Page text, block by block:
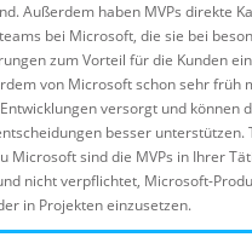
Außerdem haben MVPs direkte
bei Microsoft, die sie bei
zum Vorteil für die Kunden
von Microsoft schon sehr früh
versorgt und können
besser unterstützen.
Microsoft sind die MVPs in Ihrer
nicht verpflichtet, Microsoft-
in Projekten einzusetzen.